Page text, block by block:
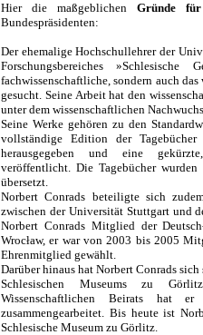
Hier die maßgeblichen Gründe für
Bundespräsidenten:
Der ehemalige Hochschullehrer der
Forschungsbereiches
fachwissenschaftliche, sondern auch
gesucht. Seine Arbeit hat den
unter dem wissenschaftlichen
Seine Werke gehören zu den
vollständige Edition der
herausgegeben und eine
veröffentlicht. Die Tagebücher
übersetzt.
Norbert Conrads beteiligte sich
zwischen der Universität Stuttgart und
Norbert Conrads Mitglied der
Wrocław, er war von 2003 bis 2005
Ehrenmitglied gewählt.
Darüber hinaus hat Norbert Conrads
Schlesischen Museums zu
Wissenschaftlichen Beirats hat
zusammengearbeitet. Bis heute ist
Schlesische Museum zu Görlitz.